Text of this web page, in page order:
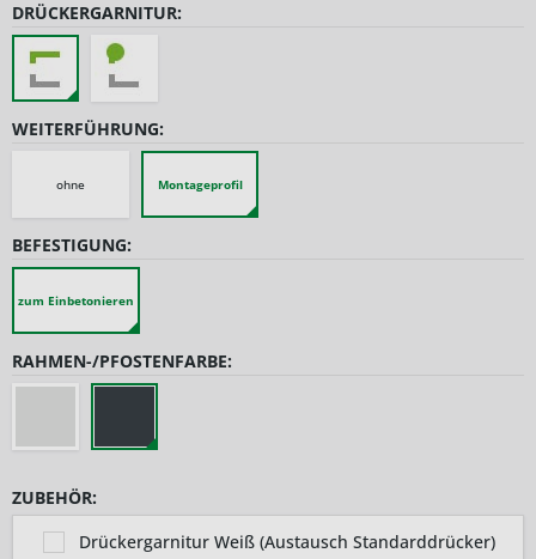
DRÜCKERGARNITUR:
WEITERFÜHRUNG:
ohne Montageprofil
BEFESTIGUNG:
zum Einbetonieren
RAHMEN-/PFOSTENFARBE:
ZUBEHÖR:
Drückergarnitur Weiß (Austausch Standarddrücker)